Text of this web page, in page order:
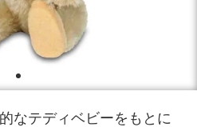
なテディベビーをもとに